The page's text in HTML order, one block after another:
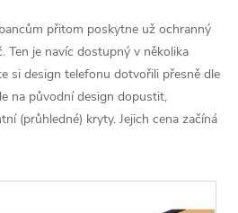
přitom poskytne už ochranný
Ten je navíc dostupný v několika
si design telefonu dotvořili přesně dle
na původní design dopustit,
(průhledné) kryty. Jejich cena začíná